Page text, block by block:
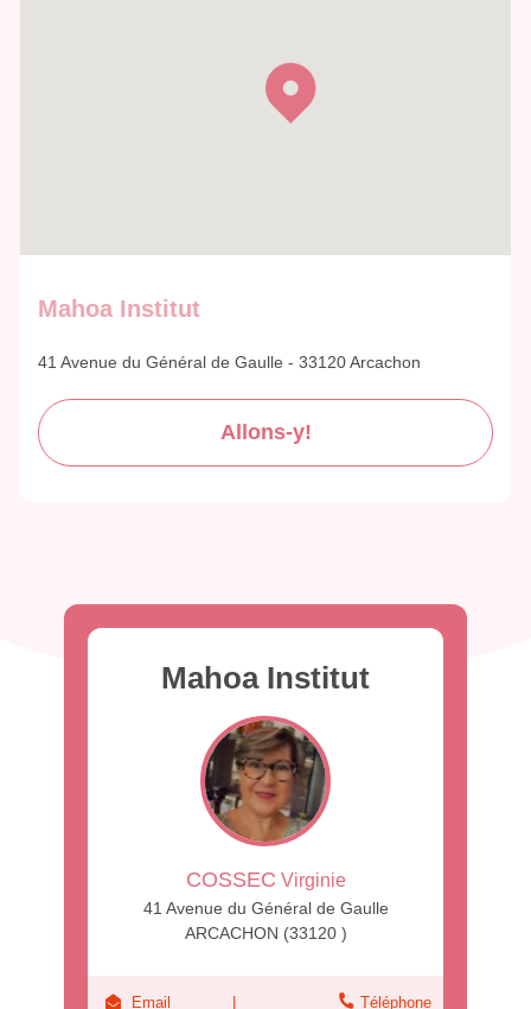
Mahoa Institut
41 Avenue du Général de Gaulle - 33120 Arcachon
Allons-y!
Mahoa Institut
COSSEC Virginie
41 Avenue du Général de Gaulle
ARCACHON (33120 )
Email Téléphone